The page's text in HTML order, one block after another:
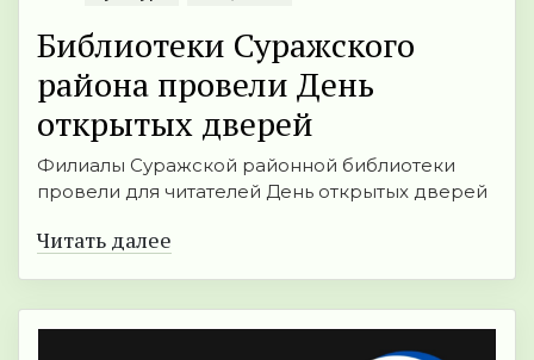
Библиотеки Суражского
района провели День
открытых дверей
Филиалы Суражской районной библиотеки
провели для читателей День открытых дверей
Читать далее